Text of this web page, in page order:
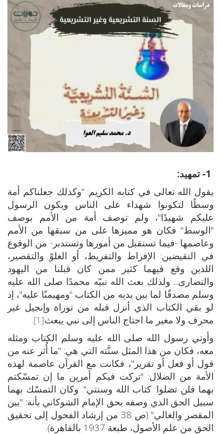
يقول الله تعالى في كتابه الكريم: "وكذلك جعلناكم أمة
وسطًا لتكونوا شهداء على الناس ويكون الرسول
عليكم شهيدًا"، ولم توصف أمة من الأمم بوصف
"الوسط" فكان هو مميزها على من سبقها من الأمم
وعاصمها -فيما تستقبل من أمورها وتستدبر- من الوقوع
في النقيضين: الإفراط والتفريط، أو الغلوّ والتقصير،
اللذين وقع فيهما كثير ممن كان قبلنا من اليهود
والنصارى... ولذلك بعث الله نبيّه محمدًا صلى الله عليه
وسلم مصدقًا لما بين يديه من الكتاب "ومهيمنًا عليه"، إذ
لو بقي الكتاب الذي أنزل قبله من توراة وإنجيل غير
محرف ولا مغير ما احتاج الناس إلى نبي يبعث[1]
.
وأوتي رسول الله صلى الله عليه وسلم الكتاب ومثله
معه، فكان من هذا المثل سنَّته التي هي: "ما أُثر عنه من
قول أو فعل أو تقرير"، فكانت مع القرآن عاصمة لهذه
الأمة من الضلال: "تركت فيكم أمرين ما إن تمسّكتم
بهما فلن تضلوا: كتاب الله وسنتي". وكان التمسّك بهما
سبيل الحق الذي وصفه بحق الإمام الشوكاني بأنه: "بين
المقصر والغالي" (ص 38 من إرشاد الفحول إلى تحقيق
الحق من علم الأصول، طبعة 1937 بالقاهرة).